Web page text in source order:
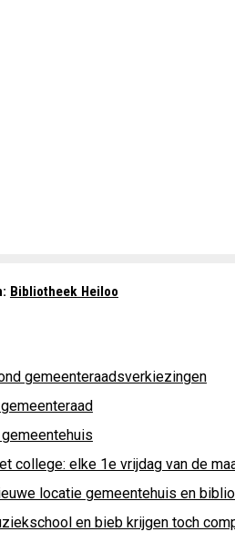
Bibliotheek Heiloo
gemeenteraadsverkiezingen
college: elke 1e vrijdag van de
locatie gemeentehuis en
en bieb krijgen toch